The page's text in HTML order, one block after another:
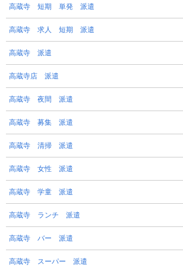
高蔵寺 短期 単発 派遣
高蔵寺 求人 短期 派遣
高蔵寺 派遣
高蔵寺店 派遣
高蔵寺 夜間 派遣
高蔵寺 募集 派遣
高蔵寺 清掃 派遣
高蔵寺 女性 派遣
高蔵寺 学童 派遣
高蔵寺 ランチ 派遣
高蔵寺 バー 派遣
高蔵寺 スーパー 派遣